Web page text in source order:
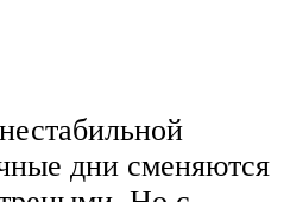
дни сменяются